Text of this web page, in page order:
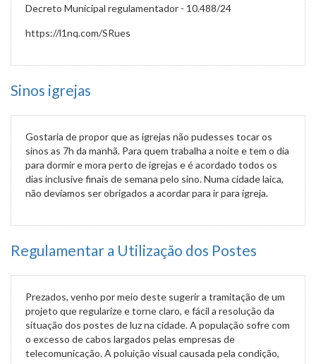
Decreto Municipal regulamentador - 10.488/24
https://l1nq.com/SRues
Sinos igrejas
Gostaria de propor que as igrejas não pudesses tocar os
sinos as 7h da manhã. Para quem trabalha a noite e tem o dia
para dormir e mora perto de igrejas e é acordado todos os
dias inclusive finais de semana pelo sino. Numa cidade laica,
não devíamos ser obrigados a acordar para ir para igreja.
Regulamentar a Utilização dos Postes
Prezados, venho por meio deste sugerir a tramitação de um
projeto que regularize e torne claro, e fácil a resolução da
situação dos postes de luz na cidade. A população sofre com
o excesso de cabos largados pelas empresas de
telecomunicação. A poluição visual causada pela condição,